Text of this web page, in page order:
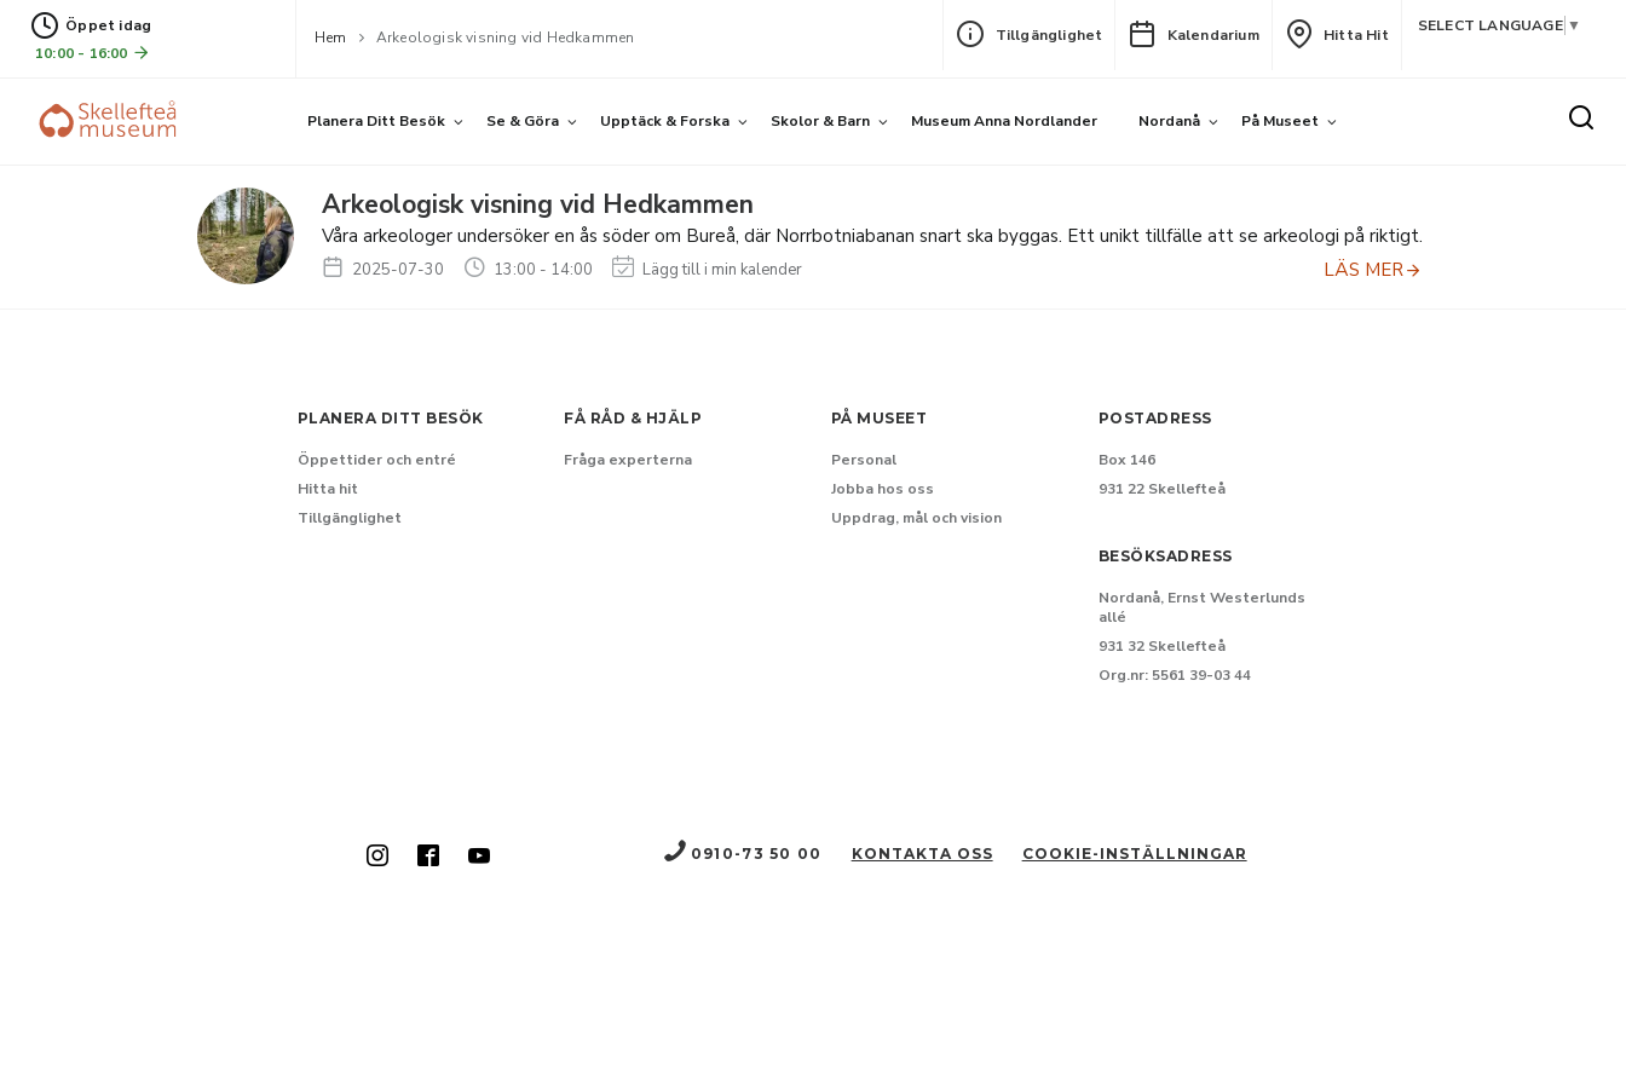
Öppet idag
10:00 - 16:00
Hem Arkeologisk visning vid Hedkammen Tillgänglighet Kalendarium Hitta Hit SELECT LANGUAGE ▼
Planera Ditt Besök Se & Göra Upptäck & Forska Skolor & Barn Museum Anna Nordlander Nordanå På Museet
Arkeologisk visning vid Hedkammen
Våra arkeologer undersöker en ås söder om Bureå, där Norrbotniabanan snart ska byggas. Ett unikt tillfälle att se arkeologi på riktigt.
2025-07-30 13:00 - 14:00 Lägg till i min kalender LÄS MER
PLANERA DITT BESÖK
Öppettider och entré
Hitta hit
Tillgänglighet
FÅ RÅD & HJÄLP
Fråga experterna
PÅ MUSEET
Personal
Jobba hos oss
Uppdrag, mål och vision
POSTADRESS
Box 146
931 22 Skellefteå
BESÖKSADRESS
Nordanå, Ernst Westerlunds
allé
931 32 Skellefteå
Org.nr: 5561 39-03 44
0910-73 50 00 KONTAKTA OSS COOKIE-INSTÄLLNINGAR